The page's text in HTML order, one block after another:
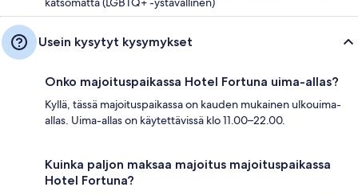
Usein kysytyt kysymykset
Onko majoituspaikassa Hotel Fortuna uima-allas?
Kyllä, tässä majoituspaikassa on kauden mukainen ulkouima-
allas. Uima-allas on käytettävissä klo 11.00–22.00.
Kuinka paljon maksaa majoitus majoituspaikassa
Hotel Fortuna?